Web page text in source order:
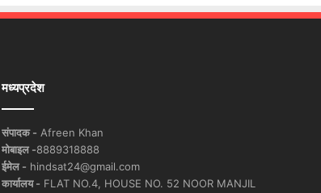
मध्यप्रदेश
संपादक - Afreen Khan
मोबाइल -8889318888
ईमेल - hindsat24@gmail.com
कार्यालय - FLAT NO.4, HOUSE NO. 52 NOOR MANJIL